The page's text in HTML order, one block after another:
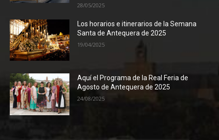
28/05/2025
Los horarios e itinerarios de la Semana
Santa de Antequera de 2025
19/04/2025
Aquí el Programa de la Real Feria de
Agosto de Antequera de 2025
24/08/2025